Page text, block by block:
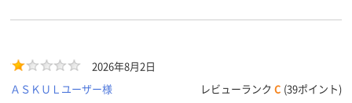
2026年8月2日
ＡＳＫＵＬユーザー様
レビューランク C (39ポイント)